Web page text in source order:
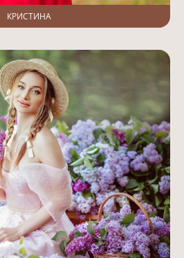
КРИСТИНА